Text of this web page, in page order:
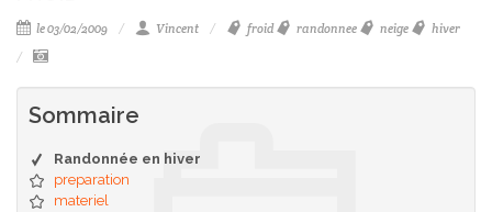
le 03/02/2009 Vincent froid randonnee neige hiver
Sommaire
Randonnée en hiver
preparation
materiel